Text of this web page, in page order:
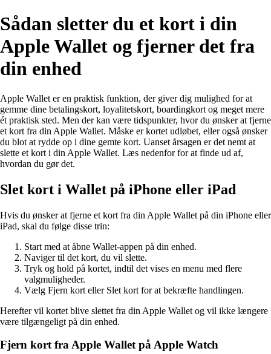
Sådan sletter du et kort i din
Apple Wallet og fjerner det fra
din enhed
Apple Wallet er en praktisk funktion, der giver dig mulighed for at
gemme dine betalingskort, loyalitetskort, boardingkort og meget mere
ét praktisk sted. Men der kan være tidspunkter, hvor du ønsker at fjerne
et kort fra din Apple Wallet. Måske er kortet udløbet, eller også ønsker
du blot at rydde op i dine gemte kort. Uanset årsagen er det nemt at
slette et kort i din Apple Wallet. Læs nedenfor for at finde ud af,
hvordan du gør det.
Slet kort i Wallet på iPhone eller iPad
Hvis du ønsker at fjerne et kort fra din Apple Wallet på din iPhone eller
iPad, skal du følge disse trin:
Start med at åbne Wallet-appen på din enhed.
Naviger til det kort, du vil slette.
Tryk og hold på kortet, indtil det vises en menu med flere
valgmuligheder.
Vælg Fjern kort eller Slet kort for at bekræfte handlingen.
Herefter vil kortet blive slettet fra din Apple Wallet og vil ikke længere
være tilgængeligt på din enhed.
Fjern kort fra Apple Wallet på Apple Watch